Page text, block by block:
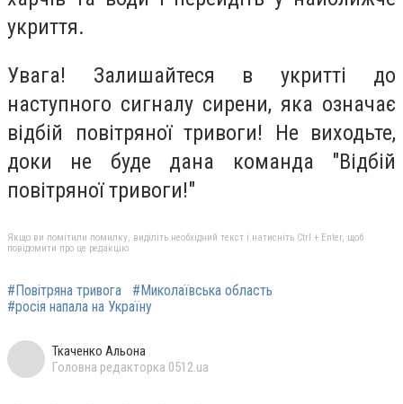
укриття.
Увага! Залишайтеся в укритті до
наступного сигналу сирени, яка означає
відбій повітряної тривоги! Не виходьте,
доки не буде дана команда "Відбій
повітряної тривоги!"
Якщо ви помітили помилку, виділіть необхідний текст і натисніть Ctrl + Enter, щоб
повідомити про це редакцію
#Повітряна тривога
#Миколаївська область
#росія напала на Україну
Ткаченко Альона
Головна редакторка 0512.ua